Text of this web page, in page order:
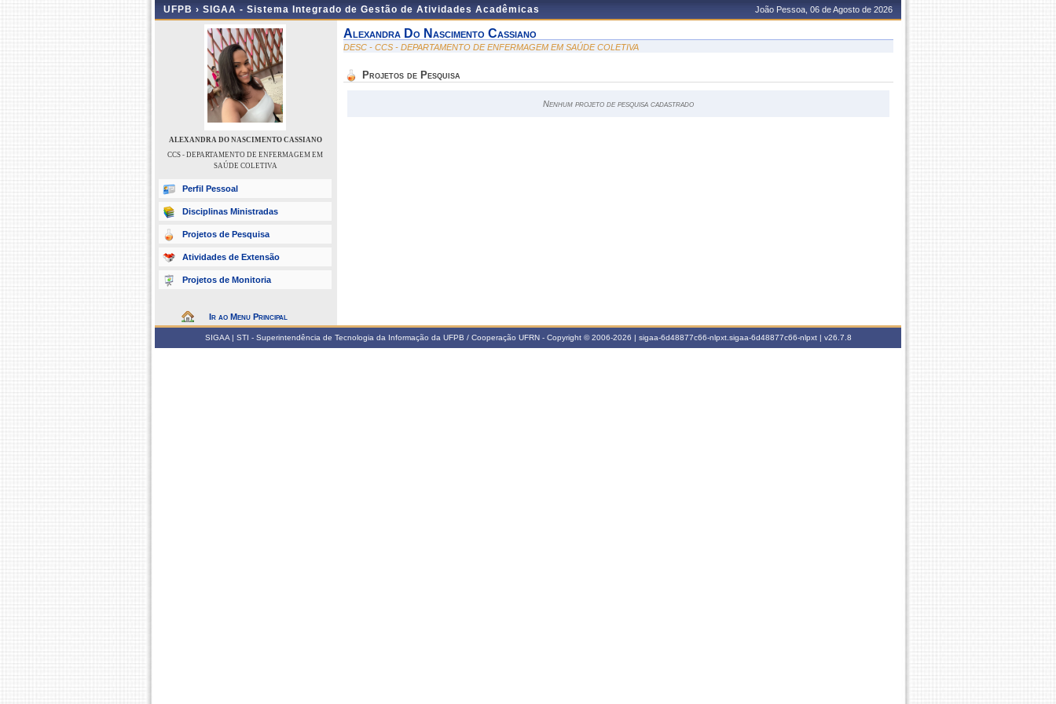
UFPB › SIGAA - Sistema Integrado de Gestão de Atividades Acadêmicas João Pessoa, 06 de Agosto de 2026
ALEXANDRA DO NASCIMENTO CASSIANO
CCS - DEPARTAMENTO DE ENFERMAGEM EM
SAÚDE COLETIVA
Perfil Pessoal
Disciplinas Ministradas
Projetos de Pesquisa
Atividades de Extensão
Projetos de Monitoria
Ir ao Menu Principal
Alexandra Do Nascimento Cassiano
DESC - CCS - DEPARTAMENTO DE ENFERMAGEM EM SAÚDE COLETIVA
Projetos de Pesquisa
Nenhum projeto de pesquisa cadastrado
SIGAA | STI - Superintendência de Tecnologia da Informação da UFPB / Cooperação UFRN - Copyright © 2006-2026 | sigaa-6d48877c66-nlpxt.sigaa-6d48877c66-nlpxt | v26.7.8